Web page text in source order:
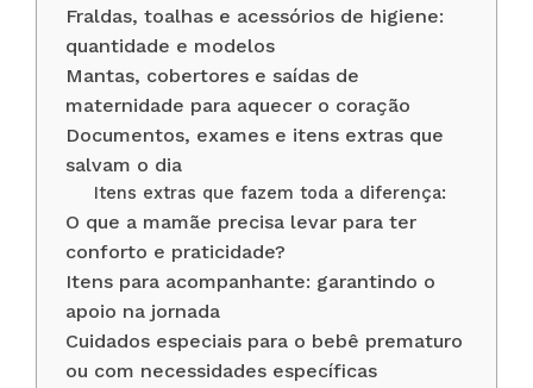
Fraldas, toalhas e acessórios de higiene:
quantidade e modelos
Mantas, cobertores e saídas de
maternidade para aquecer o coração
Documentos, exames e itens extras que
salvam o dia
Itens extras que fazem toda a diferença:
O que a mamãe precisa levar para ter
conforto e praticidade?
Itens para acompanhante: garantindo o
apoio na jornada
Cuidados especiais para o bebê prematuro
ou com necessidades específicas